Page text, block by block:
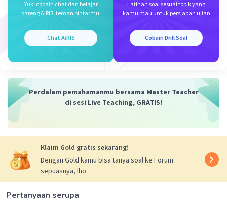
S = himpunan bilangan cacah yang kurang dari
Sehingga,
M = himpunan bulan-bulan dimana bunga mawar
L = himpunan bulan-bulan dimana bunga lili
mekar yaitu bulan Mei sampai dengan November.
Himpunan semestanya:
S = himpunan bulan-bulan dimana bunga
mawar dan lili mekar
S = {Maret, April, Mei, Juni, Juli, Agustus,
September, Oktober, November}.
Yuk, cobain chat dan belajar
bareng AiRIS, teman pintarmu!
Chat AiRIS
Latihan soal sesuai topik yang
kamu mau untuk persiapan ujian
Cobain Drill Soal
Perdalam pemahamanmu bersama Master Teacher
di sesi Live Teaching, GRATIS!
Klaim Gold gratis sekarang!
Dengan Gold kamu bisa tanya soal ke Forum
sepuasnya, lho.
Pertanyaan serupa